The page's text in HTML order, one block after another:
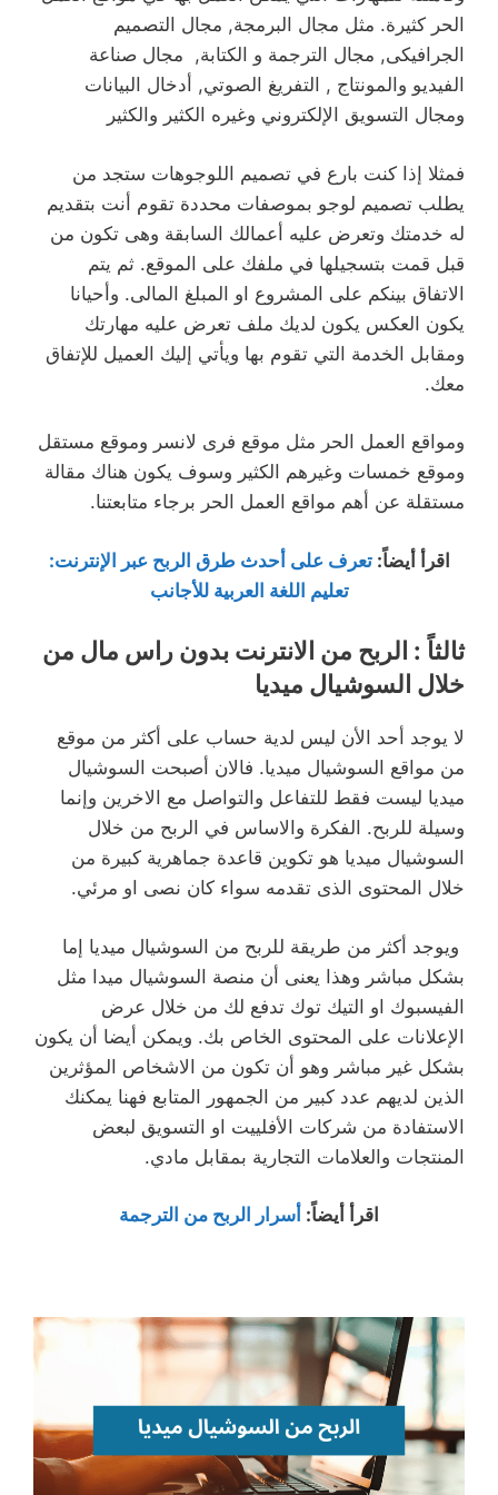
الحر كثيرة. مثل مجال البرمجة, مجال التصميم
الجرافيكى, مجال الترجمة و الكتابة, مجال صناعة
الفيديو والمونتاج , التفريغ الصوتي, أدخال البيانات
ومجال التسويق الإلكتروني وغيره الكثير والكثير
فمثلا إذا كنت بارع في تصميم اللوجوهات ستجد من
يطلب تصميم لوجو بموصفات محددة تقوم أنت بتقديم
له خدمتك وتعرض عليه أعمالك السابقة وهى تكون من
قبل قمت بتسجيلها في ملفك على الموقع. ثم يتم
الاتفاق بينكم على المشروع او المبلغ المالى. وأحيانا
يكون العكس يكون لديك ملف تعرض عليه مهارتك
ومقابل الخدمة التي تقوم بها ويأتي إليك العميل للإتفاق
معك.
ومواقع العمل الحر مثل موقع فرى لانسر وموقع مستقل
وموقع خمسات وغيرهم الكثير وسوف يكون هناك مقالة
مستقلة عن أهم مواقع العمل الحر برجاء متابعتنا.
اقرأ أيضاً:تعرف على أحدث طرق الربح عبر الإنترنت:
تعليم اللغة العربية للأجانب
ثالثاً : الربح من الانترنت بدون راس مال من
خلال السوشيال ميديا
لا يوجد أحد الأن ليس لدية حساب على أكثر من موقع
من مواقع السوشيال ميديا. فالان أصبحت السوشيال
ميديا ليست فقط للتفاعل والتواصل مع الاخرين وإنما
وسيلة للربح. الفكرة والاساس في الربح من خلال
السوشيال ميديا هو تكوين قاعدة جماهرية كبيرة من
خلال المحتوى الذى تقدمه سواء كان نصى او مرئي.
ويوجد أكثر من طريقة للربح من السوشيال ميديا إما
بشكل مباشر وهذا يعنى أن منصة السوشيال ميدا مثل
الفيسبوك او التيك توك تدفع لك من خلال عرض
الإعلانات على المحتوى الخاص بك. ويمكن أيضا أن يكون
بشكل غير مباشر وهو أن تكون من الاشخاص المؤثرين
الذين لديهم عدد كبير من الجمهور المتابع فهنا يمكنك
الاستفادة من شركات الأفلييت او التسويق لبعض
المنتجات والعلامات التجارية بمقابل مادي.
اقرأ أيضاً: أسرار الربح من الترجمة